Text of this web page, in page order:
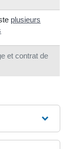
et contrat de
plusieurs